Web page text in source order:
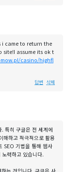
came to return the
site!I assume its ok t
casino/highfl
답변 삭제
특히 구글은 전 세계에
해하고 적극적으로 활용
SEO 기법을 통해 웹사
력하고 있습니다.